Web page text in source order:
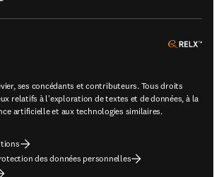
ses concédants et contributeurs. Tous droits
relatifs à l'exploration de textes et de données, à la
artificielle et aux technologies similaires.
des données personnelles